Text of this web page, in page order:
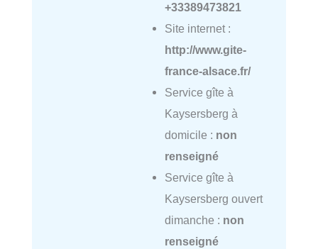
+33389473821
Site internet :
http://www.gite-
france-alsace.fr/
Service gîte à
Kaysersberg à
domicile : non
renseigné
Service gîte à
Kaysersberg ouvert
dimanche : non
renseigné